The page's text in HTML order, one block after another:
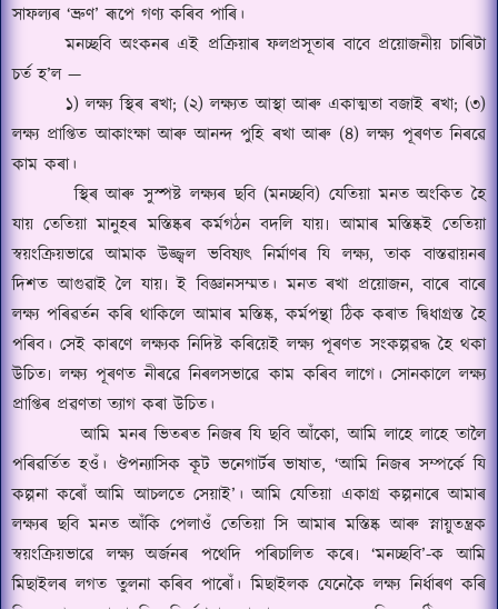
সাফল্যৰ ‘ভ্রুণ’ৰূপে গণ্য কৰিব পাৰি।
মনচ্ছবি অংকনৰ এই প্রক্রিয়াৰ ফলপ্রসূতাৰ বাবে প্ৰয়োজনীয় চাৰিটা
চৰ্ত হ’ল —
১) লক্ষ্য স্থিৰ ৰখা; (২) লক্ষ্যত আস্থা আৰু একাত্মতা বজাই ৰখা; (৩)
লক্ষ্য প্ৰাপ্তিত আকাংক্ষাআৰু আনন্দ পুহি ৰখা আৰু(৪) লক্ষ্য পূৰণতনিৰৱে
কাম কৰা।
স্থিৰ আৰু সুস্পষ্ট লক্ষ্যৰ ছবি (মনচ্ছবি) যেতিয়া মনত অংকিত হৈ
যায় তেতিয়া মানুহৰ মস্তিষ্কৰ কৰ্মগঠন বদলি যায়৷ আমাৰ মস্তিষ্কই তেতিয়া
স্বয়ংক্রিয়ভাৱে আমাক উজ্জ্বল ভবিষ্যৎ নির্মাণৰ যি লক্ষ্য,তাক বাস্তৱায়নৰ
দিশত আগুৱাই লৈ যায়৷ ই বিজ্ঞানসম্মত। মনত ৰখা প্ৰয়োজন,বাৰে বাৰে
লক্ষ্য পৰিৱর্তন কৰি থাকিলে আমাৰ মস্তিষ্ক,কর্মপন্থা ঠিক কৰাত দ্বিধাগ্রস্ত হৈ
পৰিব। সেই কাৰণে লক্ষ্যক নিদিষ্ট কৰিয়েই লক্ষ্য পূৰণত সংকল্পৱদ্ধ হৈ থকা
উচিত৷ লক্ষ্য পূৰণত নীৰৱে নিৰলসভাৱে কাম কৰিব লাগে। সোনকালে লক্ষ্য
প্ৰাপ্তিৰ প্ৰৱণতা ত্যাগ কৰা উচিত।
আমি মনৰ ভিতৰত নিজৰ যি ছবি আঁকো,আমি লাহে লাহে তালৈ
পৰিৱৰ্তিত হওঁ। ঔপন্যাসিক কূট ভনেগাৰ্টৰ ভাষাত, ‘আমি নিজৰ সম্পর্কে যি
কল্পনা কৰোঁ আমি আচলতে সেয়াই’ ।আমি যেতিয়া একাগ্র কল্পনাৰে আমাৰ
লক্ষ্যৰ ছবি মনত আঁকি পেলাওঁ তেতিয়া সি আমাৰ মস্তিষ্ক আৰু স্নায়ুতন্ত্রক
স্বয়ংক্রিয়ভাৱে লক্ষ্য অর্জনৰ পথেদি পৰিচালিত কৰে৷‘মনচ্ছবি’-ক আমি
মিছাইলৰ লগত তুলনা কৰিব পাৰোঁ। মিছাইলক যেনেকৈ লক্ষ্য নির্ধাৰণ কৰি